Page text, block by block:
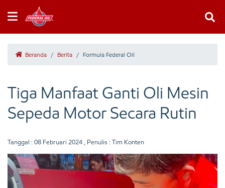
Beranda / Berita / Formula Federal Oil
Tiga Manfaat Ganti Oli Mesin
Sepeda Motor Secara Rutin
Tanggal : 08 Februari 2024 , Penulis : Tim Konten